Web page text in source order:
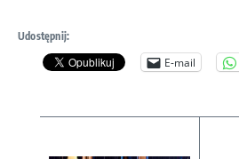
Udostępnij:
E-mail